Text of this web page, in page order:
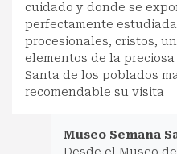
cuidado y donde se
perfectamente
procesionales, cristos,
elementos de la
Santa de los poblados
recomendable su visita
Museo Semana